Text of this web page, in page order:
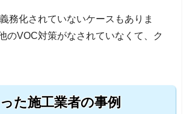
務化されていないケースもありま
のVOC対策がなされていなくて、ク
た施工業者の事例